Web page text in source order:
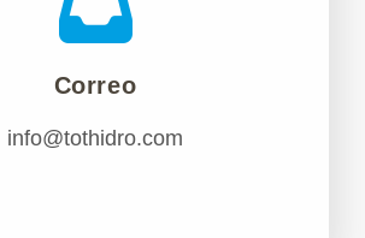
Correo
info@tothidro.com